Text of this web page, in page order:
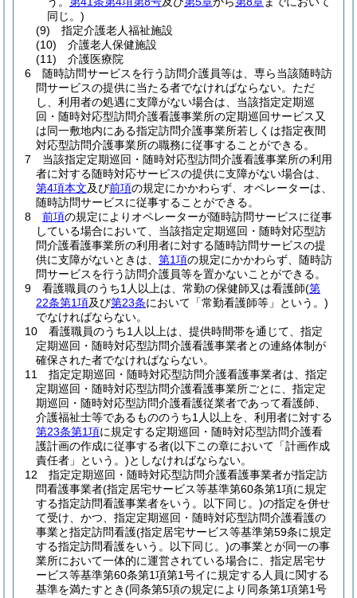
同じ。)
(9)
指定介護老人福祉施設
(10)
介護老人保健施設
(11)
介護医療院
6
随時訪問サービスを行う訪問介護員等は、専ら当該随時訪
問サービスの提供に当たる者でなければならない。 ただ
し、利用者の処遇に支障がない場合は、当該指定定期巡
回・随時対応型訪問介護看護事業所の定期巡回サービス又
は同一敷地内にある指定訪問介護事業所若しくは指定夜間
対応型訪問介護事業所の職務に従事することができる。
7
当該指定定期巡回・随時対応型訪問介護看護事業所の利用
者に対する随時対応サービスの提供に支障がない場合は、
第4項本文及び前項の規定にかかわらず、オペレーターは、
随時訪問サービスに従事することができる。
8
前項の規定によりオペレーターが随時訪問サービスに従事
している場合において、当該指定定期巡回・随時対応型訪
問介護看護事業所の利用者に対する随時訪問サービスの提
供に支障がないときは、 第1項の規定にかかわらず、随時訪
問サービスを行う訪問介護員等を置かないことができる。
9
看護職員のうち1人以上は、常勤の保健師又は看護師(第
22条第1項及び第23条において「常勤看護師等」という。)
でなければならない。
10
看護職員のうち1人以上は、提供時間帯を通じて、指定
定期巡回・随時対応型訪問介護看護事業者との連絡体制が
確保された者でなければならない。
11
指定定期巡回・随時対応型訪問介護看護事業者は、指定
定期巡回・随時対応型訪問介護看護事業所ごとに、指定定
期巡回・随時対応型訪問介護看護従業者であって看護師、
介護福祉士等であるもののうち1人以上を、利用者に対する
第23条第1項に規定する定期巡回・随時対応型訪問介護看
護計画の作成に従事する者(以下この章において「計画作成
責任者」という。)としなければならない。
12
指定定期巡回・随時対応型訪問介護看護事業者が指定訪
問看護事業者(指定居宅サービス等基準第60条第1項に規定
する指定訪問看護事業者をいう。以下同じ。)の指定を併せ
て受け、かつ、指定定期巡回・随時対応型訪問介護看護の
事業と指定訪問看護(指定居宅サービス等基準第59条に規定
する指定訪問看護をいう。以下同じ。)の事業とが同一の事
業所において一体的に運営されている場合に、指定居宅サ
ービス等基準第60条第1項第1号イに規定する人員に関する
基準を満たすとき(同条第5項の規定により同条第1項第1号